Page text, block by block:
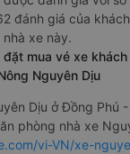
đánh giá của
xe này.
đặt mua vé xe
Nguyên Dịu
Dịu ở Đồng Phú
phòng nhà xe
vi-VN/xe-